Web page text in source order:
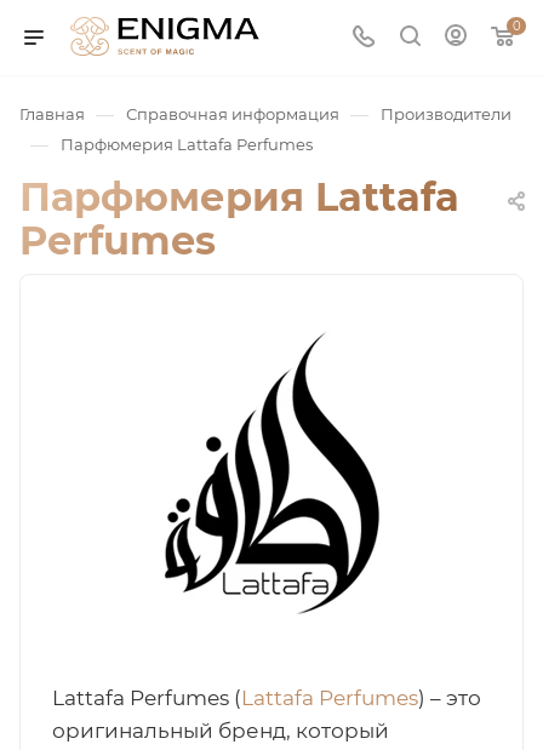
0
Главная — Справочная информация — Производители
— Парфюмерия Lattafa Perfumes
Парфюмерия Lattafa
Perfumes
Lattafa Perfumes (Lattafa Perfumes) – это
оригинальный бренд, который